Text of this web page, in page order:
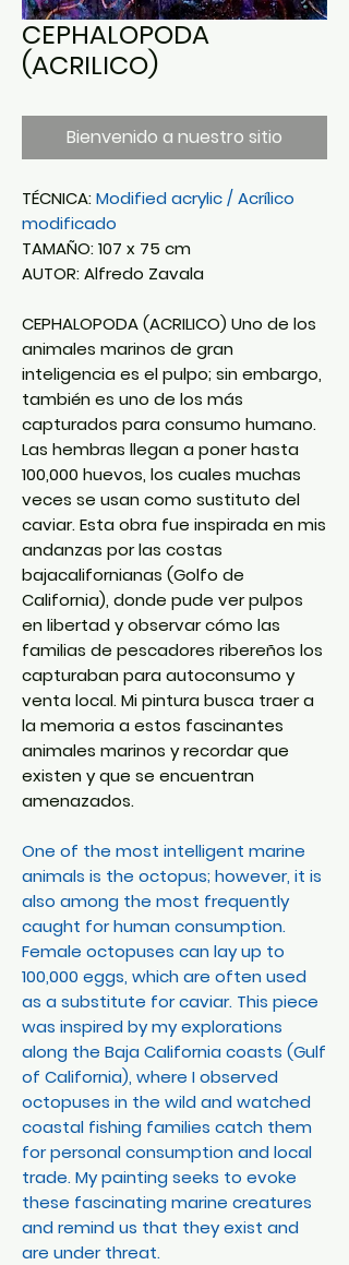
CEPHALOPODA
(ACRILICO)
Bienvenido a nuestro sitio
TÉCNICA:Modified acrylic / Acrílico
modificado
TAMAÑO: 107 x 75 cm
AUTOR: Alfredo Zavala
CEPHALOPODA (ACRILICO) Uno de los
animales marinos de gran
inteligencia es el pulpo; sin embargo,
también es uno de los más
capturados para consumo humano.
Las hembras llegan a poner hasta
100,000 huevos, los cuales muchas
veces se usan como sustituto del
caviar. Esta obra fue inspirada en mis
andanzas por las costas
bajacalifornianas (Golfo de
California), donde pude ver pulpos
en libertad y observar cómo las
familias de pescadores ribereños los
capturaban para autoconsumo y
venta local. Mi pintura busca traer a
la memoria a estos fascinantes
animales marinos y recordar que
existen y que se encuentran
amenazados.
One of the most intelligent marine
animals is the octopus; however, it is
also among the most frequently
caught for human consumption.
Female octopuses can lay up to
100,000 eggs, which are often used
as a substitute for caviar. This piece
was inspired by my explorations
along the Baja California coasts (Gulf
of California), where I observed
octopuses in the wild and watched
coastal fishing families catch them
for personal consumption and local
trade. My painting seeks to evoke
these fascinating marine creatures
and remind us that they exist and
are under threat.